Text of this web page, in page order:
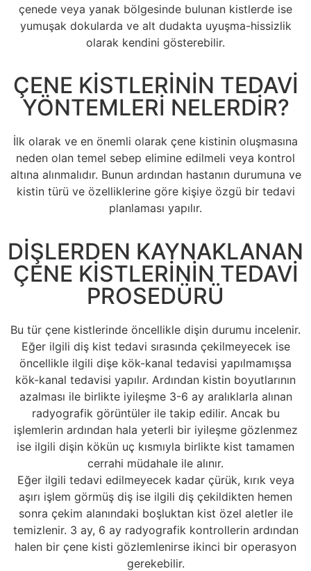
çenede veya yanak bölgesinde bulunan kistlerde ise
yumuşak dokularda ve alt dudakta uyuşma-hissizlik
olarak kendini gösterebilir.
ÇENE KİSTLERİNİN TEDAVİ
YÖNTEMLERİ NELERDİR?
İlk olarak ve en önemli olarak çene kistinin oluşmasına
neden olan temel sebep elimine edilmeli veya kontrol
altına alınmalıdır. Bunun ardından hastanın durumuna ve
kistin türü ve özelliklerine göre kişiye özgü bir tedavi
planlaması yapılır.
DİŞLERDEN KAYNAKLANAN
ÇENE KİSTLERİNİN TEDAVİ
PROSEDÜRÜ
Bu tür çene kistlerinde öncellikle dişin durumu incelenir.
Eğer ilgili diş kist tedavi sırasında çekilmeyecek ise
öncellikle ilgili dişe kök-kanal tedavisi yapılmamışsa
kök-kanal tedavisi yapılır. Ardından kistin boyutlarının
azalması ile birlikte iyileşme 3-6 ay aralıklarla alınan
radyografik görüntüler ile takip edilir. Ancak bu
işlemlerin ardından hala yeterli bir iyileşme gözlenmez
ise ilgili dişin kökün uç kısmıyla birlikte kist tamamen
cerrahi müdahale ile alınır.
Eğer ilgili tedavi edilmeyecek kadar çürük, kırık veya
aşırı işlem görmüş diş ise ilgili diş çekildikten hemen
sonra çekim alanındaki boşluktan kist özel aletler ile
temizlenir. 3 ay, 6 ay radyografik kontrollerin ardından
halen bir çene kisti gözlemlenirse ikinci bir operasyon
gerekebilir.